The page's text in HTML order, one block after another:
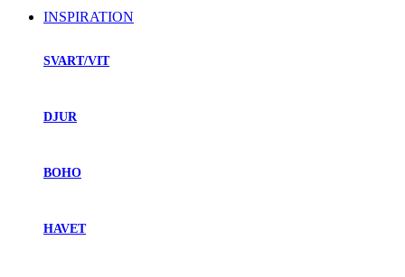
INSPIRATION
SVART/VIT
DJUR
BOHO
HAVET